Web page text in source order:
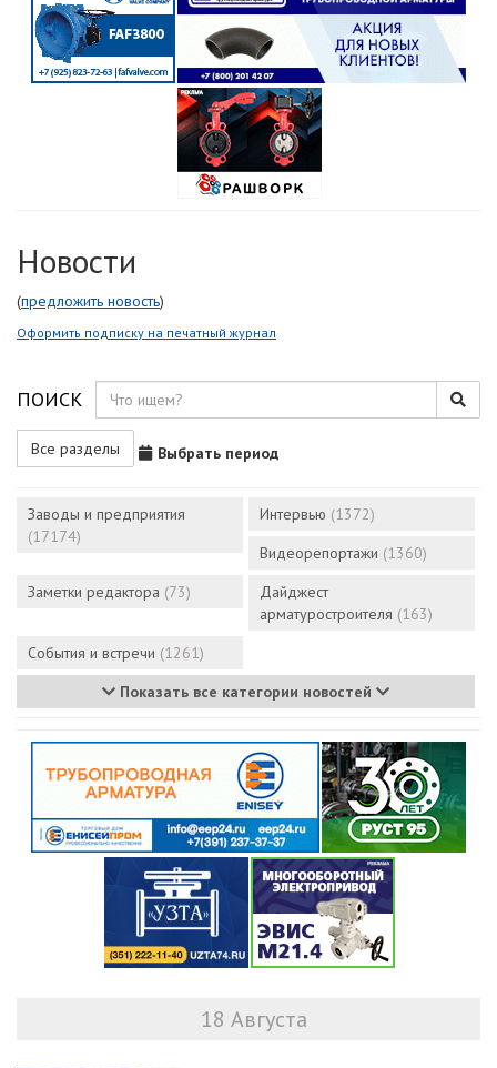
Новости
(предложить новость)
Оформить подписку на печатный журнал
ПОИСК
Все разделы Выбрать период
Заводы и предприятия
(17174)
Интервью (1372)
Видеорепортажи (1360)
Заметки редактора (73)
Дайджест
арматуростроителя (163)
События и встречи (1261)
Показать все категории новостей
18 Августа